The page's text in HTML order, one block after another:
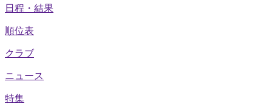
日程・結果
順位表
クラブ
ニュース
特集